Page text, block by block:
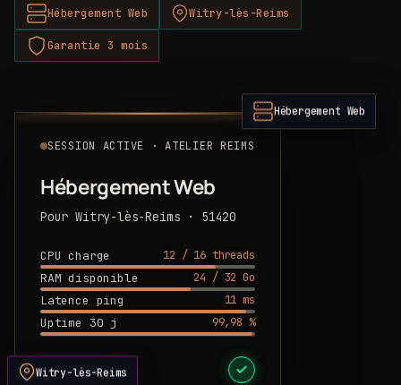
Hébergement Web Witry-lès-Reims
Garantie 3 mois
SESSION ACTIVE · ATELIER REIMS
Hébergement Web
Pour Witry-lès-Reims · 51420
CPU charge
12 / 16 threads
RAM disponible
24 / 32 Go
Latence ping
11 ms
Uptime 30 j
99,98 %
DEVIS PRÊT
Hébergement Web
Witry-lès-Reims